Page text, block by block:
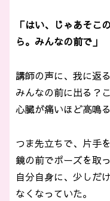
「はい、じゃあそこ
ら。みんなの前で」
講師の声に、我に返る
みんなの前に出る？
心臓が痛いほど高鳴
つま先立ちで、片手を
鏡の前でポーズを
自分自身に、少しだ
なくなっていた。